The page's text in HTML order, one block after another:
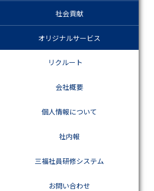
社会貢献
オリジナルサービス
リクルート
会社概要
個人情報について
社内報
三福社員研修システム
お問い合わせ